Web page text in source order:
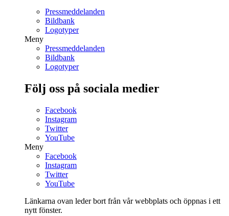
Pressmeddelanden
Bildbank
Logotyper
Meny
Pressmeddelanden
Bildbank
Logotyper
Följ oss på sociala medier
Facebook
Instagram
Twitter
YouTube
Meny
Facebook
Instagram
Twitter
YouTube
Länkarna ovan leder bort från vår webbplats och öppnas i ett
nytt fönster.